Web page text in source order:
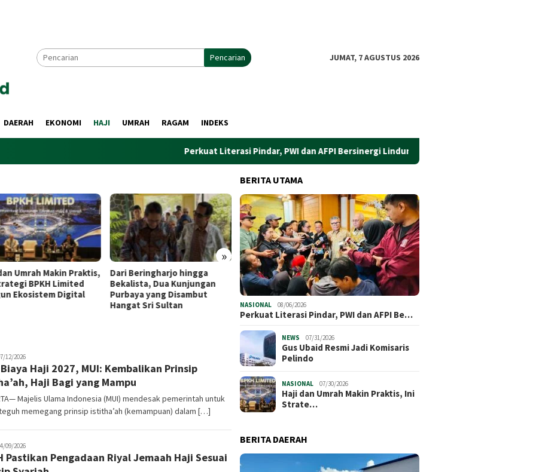
Pencarian JUMAT, 7 AGUSTUS 2026
DAERAH EKONOMI HAJI UMRAH RAGAM INDEKS
Perkuat Literasi Pindar, PWI dan AFPI Bersinergi Lindungi Masyarakat dari Pinjol Ilegal
»
hingga
Dua Kunjungan
yang Disambut
Sambut 5 Abad, Rano Karno
Apresiasi Bank Jakarta
Dukung Anugerah Jurnalistik
MHT 2026
Storytelling Competition
Bank Jakarta Semarakkan
PRJ 2026, Asah Kreativitas
dan Kepercayaan Diri Anak
Perkuat Literasi Pindar, PWI
dan AFPI Bersinergi Lindungi
Masyarakat dari Pinjol Ilegal
12/2026
Haji 2027, MUI: Kembalikan Prinsip
Haji Bagi yang Mampu
Majelis Ulama Indonesia (MUI) mendesak pemerintah untuk
memegang prinsip istitha’ah (kemampuan) dalam […]
09/2026
Pastikan Pengadaan Riyal Jemaah Haji Sesuai
BERITA UTAMA
NASIONAL 08/06/2026
Perkuat Literasi Pindar, PWI dan AFPI Be…
NEWS 07/31/2026
​Gus Ubaid Resmi Jadi Komisaris
Pelindo
NASIONAL 07/30/2026
Haji dan Umrah Makin Praktis, Ini
Strate…
BERITA DAERAH